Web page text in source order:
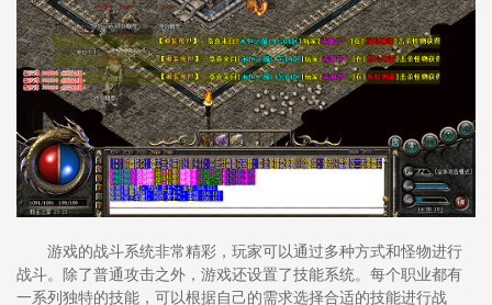
游戏的战斗系统非常精彩，玩家可以通过多种方式和怪物进行
战斗。除了普通攻击之外，游戏还设置了技能系统。每个职业都有
一系列独特的技能，可以根据自己的需求选择合适的技能进行战